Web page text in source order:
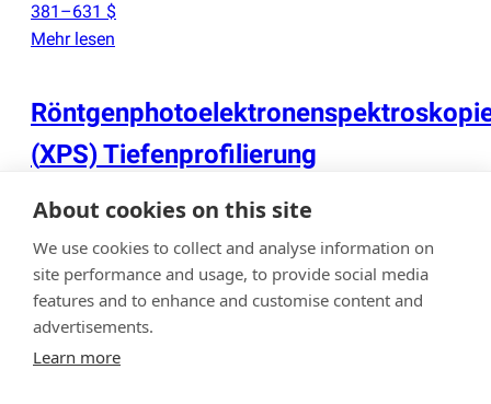
About cookies on this site
We use cookies to collect and analyse information on
site performance and usage, to provide social media
features and to enhance and customise content and
advertisements.
Learn more
381–631 $
Mehr lesen
(XPS) Tiefenprofilierung
Beim XPS-Tiefenprofiling werden Ionenätzzyklen mit der
Ionenkanone und XPS-Analysezyklen abwechselnd
durchgeführt, um semi-quantitative Informationen über die
elementare Zusammensetzung(At.-%) der Probe in
Abhängigkeit von der Tiefe zu erhalten. Die
Bindungszustände der Atome können auch in Abhängigkeit